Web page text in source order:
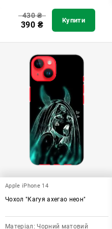
430₴
390 ₴ Купити
Apple iPhone 14
Чохол "Кагуя ахегао неон"
Матеріал: Чорний матовий